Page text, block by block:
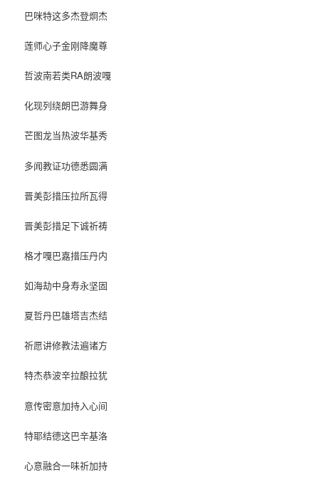
巴咪特这多杰登炯杰
莲师心子金刚降魔尊
哲波南若类RA朗波嘎
化现列绕朗巴游舞身
芒图龙当热波华基秀
多闻教证功德悉圆满
晋美彭措压拉所瓦得
晋美彭措足下诚祈祷
格才嘎巴嘉措压丹内
如海劫中身寿永坚固
夏哲丹巴雄塔吉杰结
祈愿讲修教法遍诸方
特杰恭波辛拉酿拉犹
意传密意加持入心间
特耶结德这巴辛基洛
心意融合一味祈加持